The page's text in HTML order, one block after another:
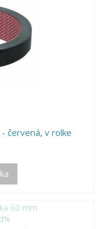
červená, v rolke